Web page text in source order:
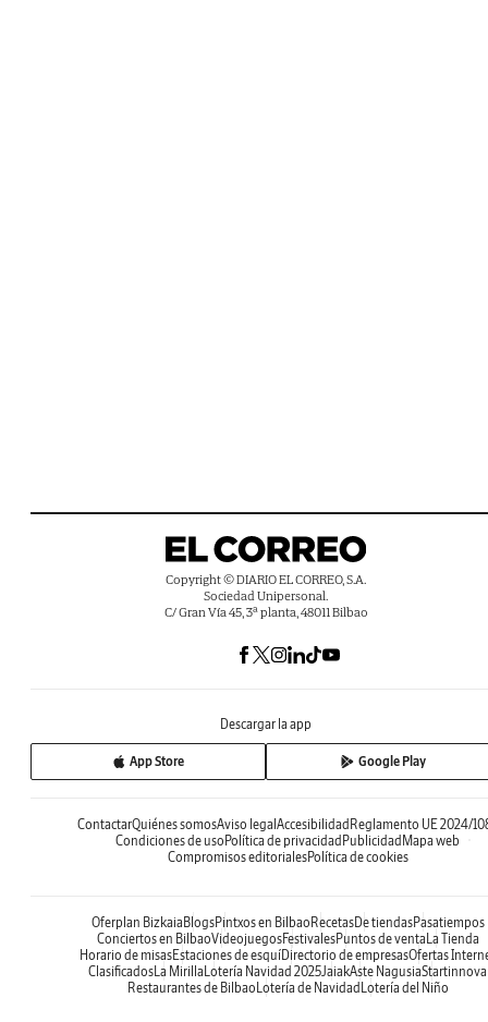
Copyright © DIARIO EL CORREO, S.A.
Sociedad Unipersonal.
C/ Gran Vía 45, 3ª planta, 48011 Bilbao
Descargar la app
App Store Google Play
ContactarQuiénes somosAviso legalAccesibilidadReglamento UE 2024/
Condiciones de usoPolítica de privacidadPublicidadMapa web
Compromisos editorialesPolítica de cookies
Oferplan BizkaiaBlogsPintxos en BilbaoRecetasDe tiendasPasatiempos
Conciertos en BilbaoVideojuegosFestivalesPuntos de ventaLa Tienda
Horario de misasEstaciones de esquíDirectorio de empresasOfertas
ClasificadosLa MirillaLotería Navidad 2025JaiakAste NagusiaStartinnova
Restaurantes de BilbaoLotería de NavidadLotería del Niño